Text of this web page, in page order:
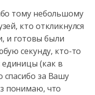
тому небольшому
кто откликнулся
и готовы были
секунду, кто-то
единицы (как в
спасибо за Вашу
понимаю, что